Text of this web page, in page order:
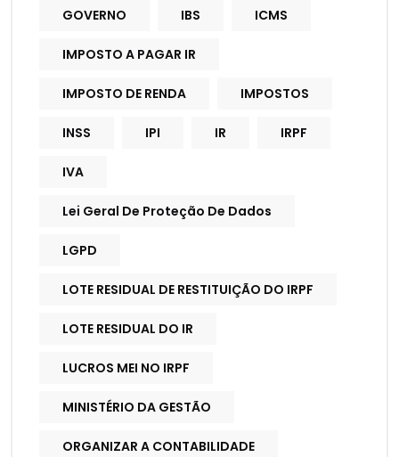
GOVERNO IBS ICMS
IMPOSTO A PAGAR IR
IMPOSTO DE RENDA IMPOSTOS
INSS IPI IR IRPF
IVA
Lei Geral De Proteção De Dados
LGPD
LOTE RESIDUAL DE RESTITUIÇÃO DO IRPF
LOTE RESIDUAL DO IR
LUCROS MEI NO IRPF
MINISTÉRIO DA GESTÃO
ORGANIZAR A CONTABILIDADE